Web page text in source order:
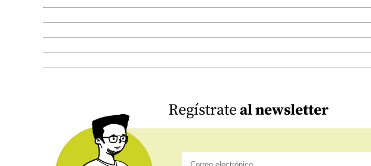
Regístrateal newsletter